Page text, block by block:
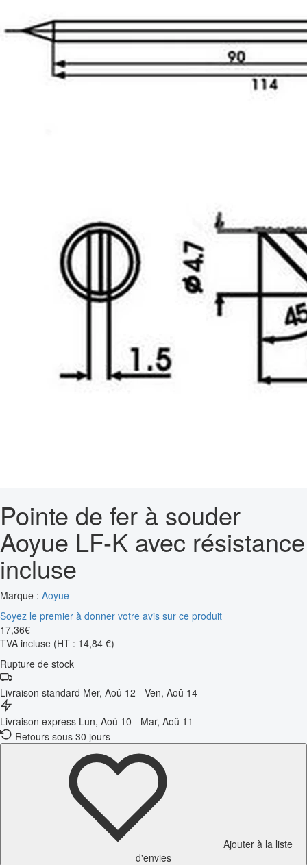
Pointe de fer à souder
Aoyue LF-K avec résistance
incluse
Marque : Aoyue
Soyez le premier à donner votre avis sur ce produit
17,36€
TVA incluse (HT : 14,84 €)
Rupture de stock
Livraison standard Mer, Aoû 12 - Ven, Aoû 14
Livraison express Lun, Aoû 10 - Mar, Aoû 11
Retours sous 30 jours
Ajouter à la liste
d'envies